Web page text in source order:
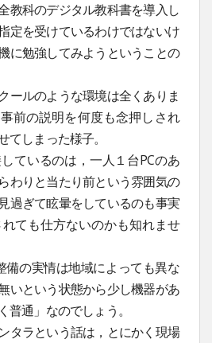
教科のデジタル教科書を導入し
定を受けているわけではないけ
に勉強してみようということの
ールのような環境は全くありま
前の説明を何度も念押しされ
てしまった様子。
ているのは，一人１台PCのあ
わりと当たり前という雰囲気の
過ぎて眩暈をしているのも事実
ても仕方ないのかも知れませ
の実情は地域によっても異な
いという状態から少し機器があ
普通」なのでしょう。
タラという話は，とにかく現場